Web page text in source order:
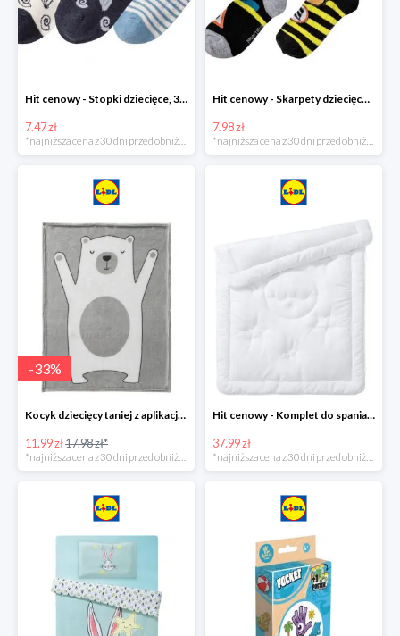
Hit cenowy - Stopki dziecięce, 3 pary
7.47 zł
Hit cenowy - Skarpety dziecięce, 2 pary
7.98 zł
-33%
Kocyk dziecięcy taniej z aplikacją Lidl
11.99 zł17.98 zł*
Hit cenowy - Komplet do spania: kołdra i poduszka
37.99 zł